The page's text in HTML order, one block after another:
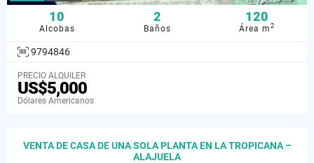
10
Alcobas
2
Baños
120
Área m2
9794846
PRECIO ALQUILER
US$5,000
Dólares Americanos
VENTA DE CASA DE UNA SOLA PLANTA EN LA TROPICANA –
ALAJUELA